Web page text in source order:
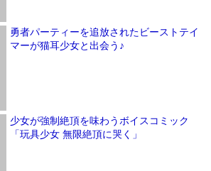
勇者パーティーを追放されたビーストテイ
マーが猫耳少女と出会う♪
少女が強制絶頂を味わうボイスコミック
「玩具少女 無限絶頂に哭く」